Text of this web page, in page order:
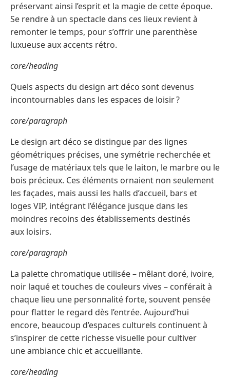
préservant ainsi l’esprit et la magie de cette époque.
Se rendre à un spectacle dans ces lieux revient à
remonter le temps, pour s’offrir une parenthèse
luxueuse aux accents rétro.
core/heading
Quels aspects du design art déco sont devenus
incontournables dans les espaces de loisir ?
core/paragraph
Le design art déco se distingue par des lignes
géométriques précises, une symétrie recherchée et
l’usage de matériaux tels que le laiton, le marbre ou le
bois précieux. Ces éléments ornaient non seulement
les façades, mais aussi les halls d’accueil, bars et
loges VIP, intégrant l’élégance jusque dans les
moindres recoins des établissements destinés
aux loisirs.
core/paragraph
La palette chromatique utilisée – mêlant doré, ivoire,
noir laqué et touches de couleurs vives – conférait à
chaque lieu une personnalité forte, souvent pensée
pour flatter le regard dès l’entrée. Aujourd’hui
encore, beaucoup d’espaces culturels continuent à
s’inspirer de cette richesse visuelle pour cultiver
une ambiance chic et accueillante.
core/heading